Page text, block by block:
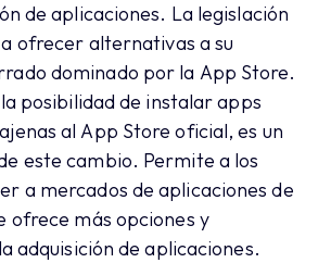
de aplicaciones. La legislación
ofrecer alternativas a su
dominado por la App Store.
posibilidad de instalar apps
al App Store oficial, es un
este cambio. Permite a los
a mercados de aplicaciones de
ofrece más opciones y
adquisición de aplicaciones.